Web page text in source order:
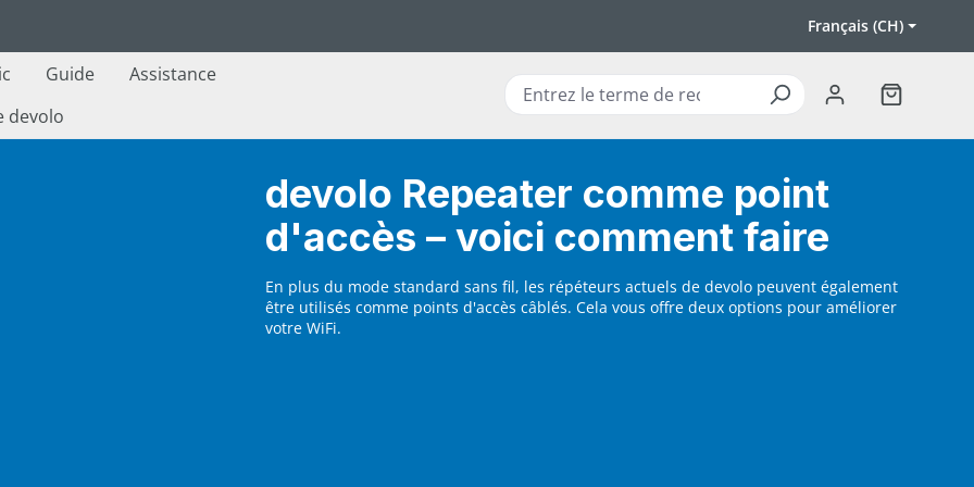
Français (CH)
Guide
Assistance
devolo
Le panier
devolo Repeater comme point
d'accès – voici comment faire
En plus du mode standard sans fil, les répéteurs actuels de devolo peuvent également
être utilisés comme points d'accès câblés. Cela vous offre deux options pour améliorer
votre WiFi.